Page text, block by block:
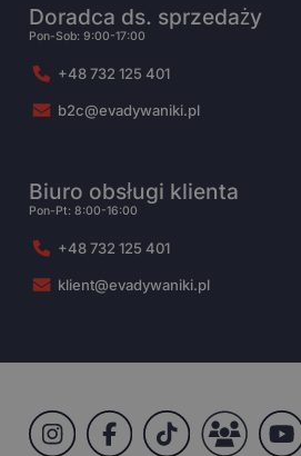
Doradca ds. sprzedaży
Pon-Sob: 9:00-17:00
+48 732 125 401
b2c@evadywaniki.pl
Biuro obsługi klienta
Pon-Pt: 8:00-16:00
+48 732 125 401
klient@evadywaniki.pl